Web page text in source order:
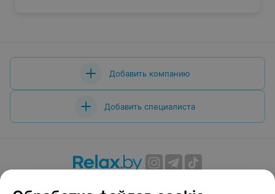
Добавить компанию
Добавить специалиста